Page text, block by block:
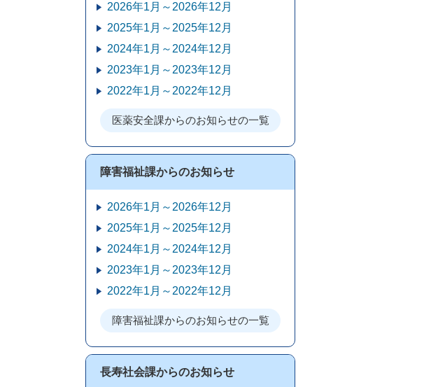
2026年1月～2026年12月
2025年1月～2025年12月
2024年1月～2024年12月
2023年1月～2023年12月
2022年1月～2022年12月
医薬安全課からのお知らせの一覧
障害福祉課からのお知らせ
2026年1月～2026年12月
2025年1月～2025年12月
2024年1月～2024年12月
2023年1月～2023年12月
2022年1月～2022年12月
障害福祉課からのお知らせの一覧
長寿社会課からのお知らせ